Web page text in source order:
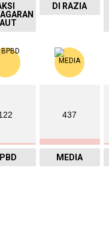
DI RAZIA
437
MEDIA